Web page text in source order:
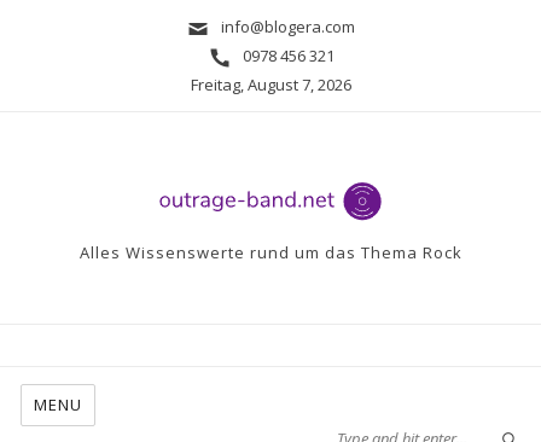
info@blogera.com
0978 456 321
Freitag, August 7, 2026
Alles Wissenswerte rund um das Thema Rock
MENU